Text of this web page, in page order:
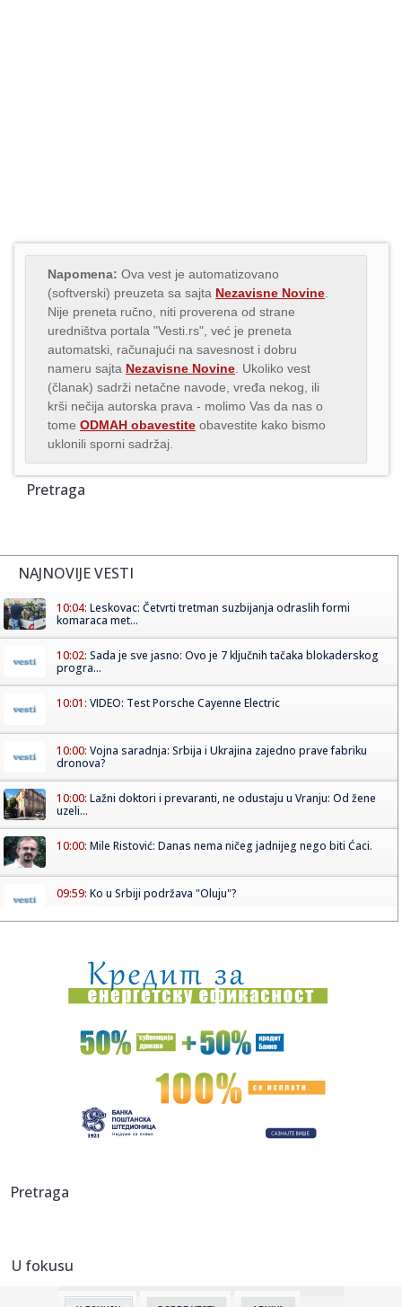
Napomena: Ova vest je automatizovano
(softverski) preuzeta sa sajta Nezavisne Novine
Nije preneta ručno, niti proverena od strane
uredništva portala "Vesti.rs", već je preneta
automatski, računajući na savesnost i dobru
nameru sajta Nezavisne Novine . Ukoliko vest
(članak) sadrži netačne navode, vređa nekog, ili
krši nečija autorska prava - molimo Vas da nas o
tome ODMAH obavestite obavestite kako bismo
uklonili sporni sadržaj.
Pretraga
NAJNOVIJE VESTI
10:04: Leskovac: Četvrti tretman suzbijanja odraslih formi
komaraca met...
10:02: Sada je sve jasno: Ovo je 7 ključnih tačaka blokaderskog
progra...
10:01: VIDEO: Test Porsche Cayenne Electric
10:00: Vojna saradnja: Srbija i Ukrajina zajedno prave fabriku
dronova?
10:00: Lažni doktori i prevaranti, ne odustaju u Vranju: Od žene
uzeli...
10:00: Mile Ristović: Danas nema ničeg jadnijeg nego biti Ćaci.
09:59: Ko u Srbiji podržava "Oluju"?
09:58:Nove užasne vesti sa Tajlanda; Ubio babu i dedu, pa
krenuo u krv...
09:58:Manje od 100 dana do izbora: Vučević: Blokaderska lista
vodi, a...
VRANJANCI NE NASEDAJTE NA POZIVE: Još jedna Vranjanka
09:56:Harden neće odgovarati zbog slučaja sa oružjem
Tobol, ali opu...
09:55:
Pretraga
U fokusu